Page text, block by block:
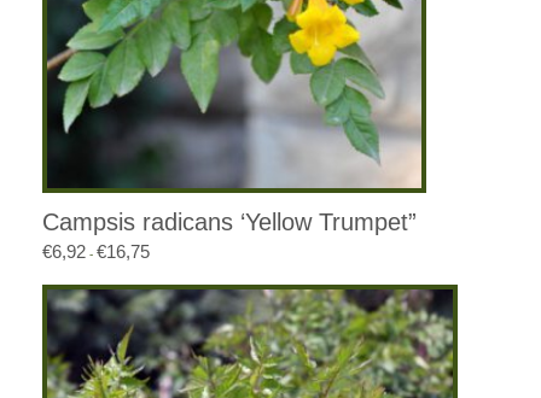
Campsis radicans ‘Yellow Trumpet”
€6,92 - €16,75Prijsklasse:
tot
€16,75